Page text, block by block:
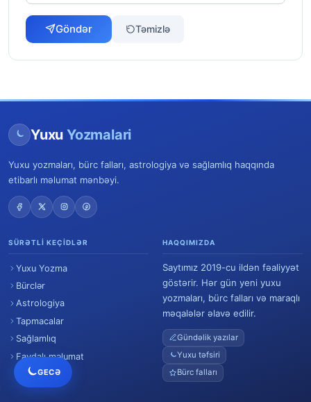
GECƏ
Göndər Təmizlə
Yuxu Yozmalari
Yuxu yozmaları, bürc falları, astrologiya və sağlamlıq haqqında
etibarlı məlumat mənbəyi.
SÜRƏTLI KEÇIDLƏR
Yuxu Yozma
Bürclər
Astrologiya
Tapmacalar
Sağlamlıq
Faydalı məlumat
HAQQIMIZDA
Saytımız 2019-cu ildən fəaliyyət
göstərir. Hər gün yeni yuxu
yozmaları, bürc falları və maraqlı
məqalələr əlavə edilir.
Gündəlik yazılar
Yuxu təfsiri
Bürc falları